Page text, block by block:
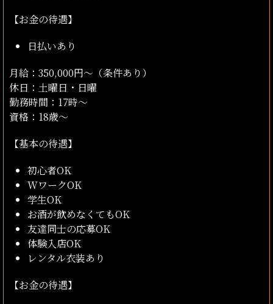
【お金の待遇】
日払いあり
月給：350,000円～（条件あり）
休日：土曜日・日曜
勤務時間：17時～
資格：18歳～
【基本の待遇】
初心者OK
WワークOK
学生OK
お酒が飲めなくてもOK
友達同士の応募OK
体験入店OK
レンタル衣装あり
【お金の待遇】